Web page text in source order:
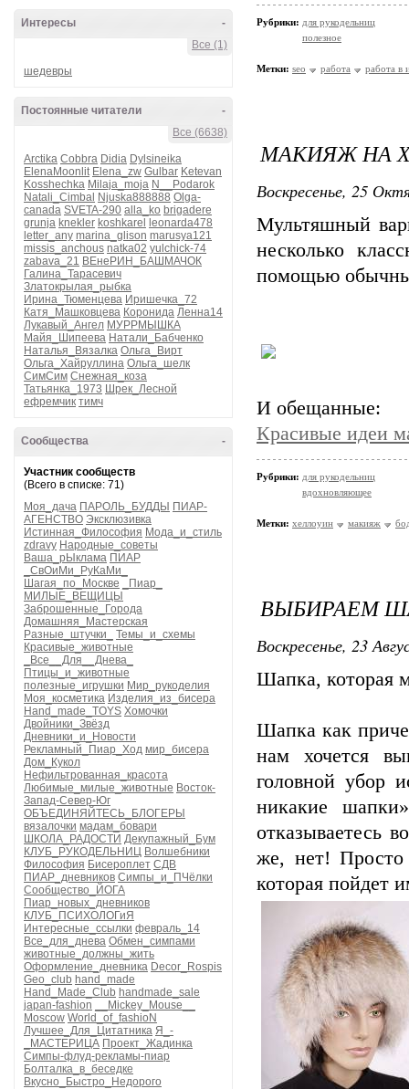
-
Интересы
Все (1)
шедевры
-
Постоянные читатели
Все (6638)
Arctika Cobbra Didia Dylsineika
ElenaMoonlit Elena_zw Gulbar Ketevan
Kosshechka Milaja_moja N__Podarok
Natali_Cimbal Njuska888888 Olga-
canada SVETA-290 alla_ko brigadere
grunja knekler koshkarel
leonarda478
letter_any marina_glison marusya121
missis_anchous natka02 yulchick-74
zabava_21 ВЕнеРИН_БАШМАЧОК
Галина_Тарасевич
Златокрылая_рыбка
Ирина_Тюменцева Иришечка_72
Катя_Машковцева Коронида Ленна14
Лукавый_Ангел МУРРМЫШКА
Майя_Шипеева Натали_Бабченко
Наталья_Вязалка Ольга_Вирт
Ольга_Хайруллина Ольга_шелк
СимСим Снежная_коза
Татьянка_1973 Шрек_Лесной
ефремчик тимч
-
Сообщества
Участник сообществ
(Всего в списке: 71)
Моя_дача ПАРОЛЬ_БУДДЫ ПИАР-
АГЕНСТВО Эксклюзивка
Истинная_Философия Мода_и_стиль
zdravy Народные_советы
Ваша_рЫклама ПИАР
_СвОиМи_РуКаМи_
Шагая_по_Москве
_Пиар_
МИЛЫЕ_ВЕЩИЦЫ
Заброшенные_Города
Домашняя_Мастерская
Разные_штучки_
Темы_и_схемы
Красивые_животные
_Все__Для__Днева_
Птицы_и_животные
полезные_игрушки Мир_рукоделия
Моя_косметика Изделия_из_бисера
Hand_made_TOYS Хомочки
Двойники_Звёзд
Дневники_и_Новости
Рекламный_Пиар_Ход мир_бисера
Дом_Кукол
Нефильтрованная_красота
Любимые_милые_животные Восток-
Запад-Север-Юг
ОБЪЕДИНЯЙТЕСЬ_БЛОГЕРЫ
вязалочки мадам_бовари
ШКОЛА_РАДОСТИ Декупажный_Бум
КЛУБ_РУКОДЕЛЬНИЦ Волшебники
Философия Бисероплет СДВ
ПИАР_дневников Симпы_и_ПЧёлки
Сообщество_ЙОГА
Пиар_новых_дневников
КЛУБ_ПСИХОЛОГиЯ
Интересные_ссылки февраль_14
Все_для_днева Обмен_симпами
животные_должны_жить
Оформление_дневника Decor_Rospis
Geo_club hand_made
Hand_Made_Club handmade_sale
japan-fashion
__Mickey_Mouse__
Moscow World_of_fashioN
Лучшее_Для_Цитатника Я_-
_МАСТЕРИЦА Проект_Жадинка
Симпы-флуд-рекламы-пиар
Болталка_в_беседке
Вкусно_Быстро_Недорого
Рубрики: для рукодельниц
полезное
Метки: seo работа работа в
МАКИЯЖ НА
Воскресенье, 25
Мультяшный
несколько
помощью
И обещанные:
Красивые идеи
Рубрики: для рукодельниц
вдохновляющее
Метки: хеллоуин макияж
ВЫБИРАЕМ
Воскресенье, 23
Шапка, которая
Шапка как
нам хочется
головной убор
никакие
отказываетесь
же, нет! Просто
которая пойдет